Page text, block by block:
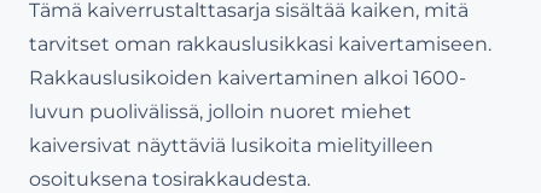
Tämä kaiverrustalttasarja sisältää kaiken, mitä
tarvitset oman rakkauslusikkasi kaivertamiseen.
Rakkauslusikoiden kaivertaminen alkoi 1600-
luvun puolivälissä, jolloin nuoret miehet
kaiversivat näyttäviä lusikoita mielityilleen
osoituksena tosirakkaudesta.